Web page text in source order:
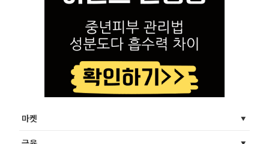
마켓